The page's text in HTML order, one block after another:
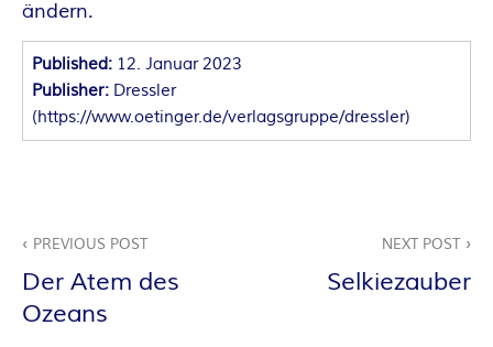
E
I
S
ändern.
Published: 12. Januar 2023
Publisher: Dressler
(https://www.oetinger.de/verlagsgruppe/dressler)
PREVIOUS POST
Der Atem des
Ozeans
NEXT POST
Selkiezauber